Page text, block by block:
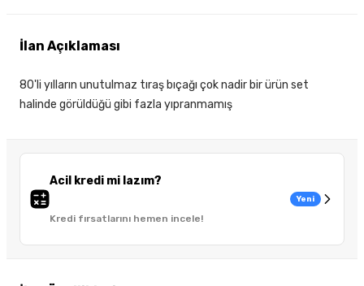
Acil kredi mi lazım?
Kredi fırsatlarını hemen incele!
Yeni
İlan Açıklaması
80'li yılların unutulmaz tıraş bıçağı çok nadir bir ürün set
halinde görüldüğü gibi fazla yıpranmamış